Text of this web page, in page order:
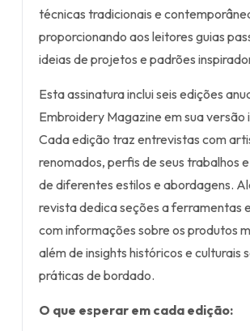
técnicas tradicionais e
proporcionando aos leitores guias
ideias de projetos e padrões
Esta assinatura inclui seis edições
Embroidery Magazine em sua versão
Cada edição traz entrevistas com
renomados, perfis de seus trabalhos
de diferentes estilos e abordagens.
revista dedica seções a ferramentas
com informações sobre os produtos
além de insights históricos e culturais
práticas de bordado.
O que esperar em cada edição: